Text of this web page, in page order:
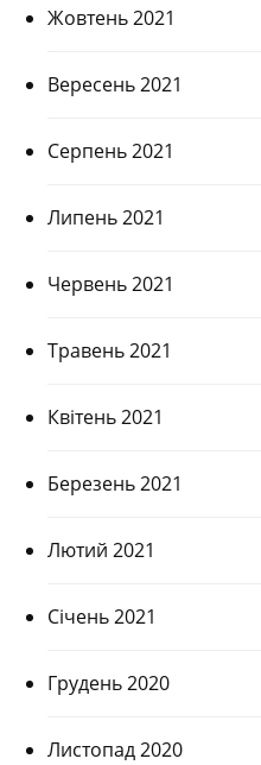
Жовтень 2021
Вересень 2021
Серпень 2021
Липень 2021
Червень 2021
Травень 2021
Квітень 2021
Березень 2021
Лютий 2021
Січень 2021
Грудень 2020
Листопад 2020